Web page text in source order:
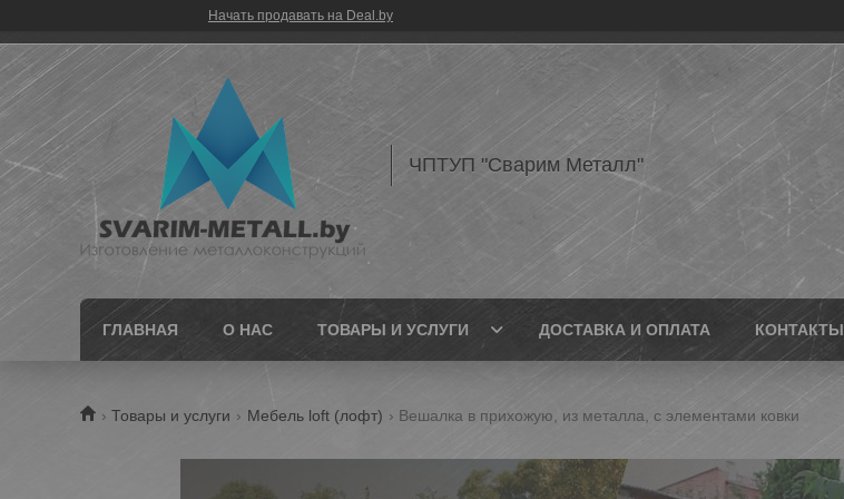
Начать продавать на Deal.by
ЧПТУП "Сварим Металл"
ГЛАВНАЯ О НАС ТОВАРЫ И УСЛУГИ ДОСТАВКА И ОПЛАТА КОНТАКТЫ
Товары и услуги Мебель loft (лофт) Вешалка в прихожую, из металла, с элементами ковки